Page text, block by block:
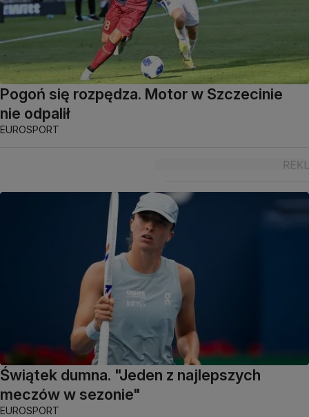
Pogoń się rozpędza. Motor w Szczecinie
nie odpalił
EUROSPORT
Świątek dumna. "Jeden z najlepszych
meczów w sezonie"
EUROSPORT